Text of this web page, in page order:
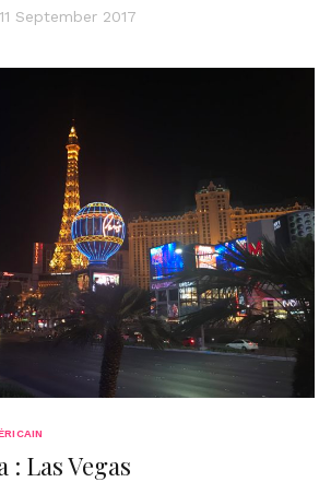
11 September 2017
: Las Vegas